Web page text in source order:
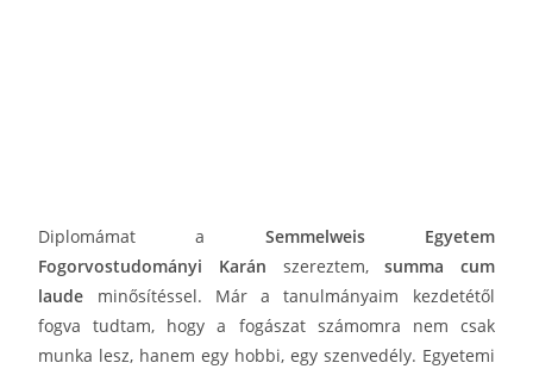
Diplomámat a Semmelweis Egyetem
Fogorvostudományi Karán szereztem,summa cum
laude minősítéssel. Már a tanulmányaim kezdetétől
fogva tudtam, hogy a fogászat számomra nem csak
munka lesz, hanem egy hobbi, egy szenvedély. Egyetemi